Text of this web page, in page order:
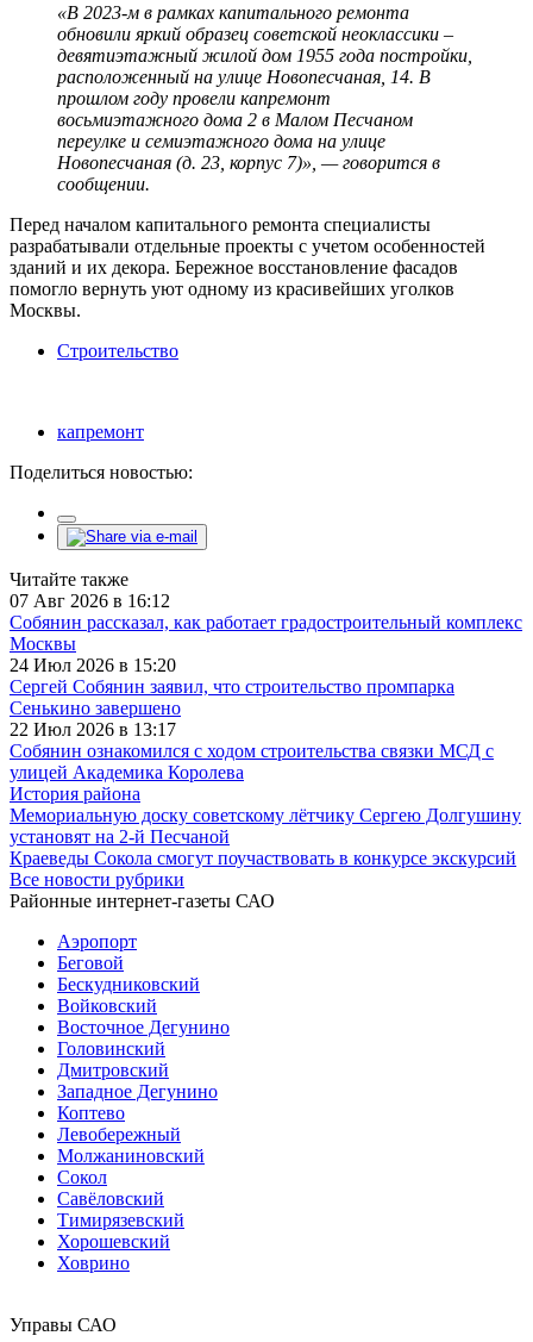
«В 2023-м в рамках капитального ремонта
обновили яркий образец советской неоклассики –
девятиэтажный жилой дом 1955 года постройки,
расположенный на улице Новопесчаная, 14. В
прошлом году провели капремонт
восьмиэтажного дома 2 в Малом Песчаном
переулке и семиэтажного дома на улице
Новопесчаная (д. 23, корпус 7)», — говорится в
сообщении.
Перед началом капитального ремонта специалисты
разрабатывали отдельные проекты с учетом особенностей
зданий и их декора. Бережное восстановление фасадов
помогло вернуть уют одному из красивейших уголков
Москвы.
Строительство
капремонт
Поделиться новостью:
Читайте также
07 Авг 2026 в 16:12
Собянин рассказал, как работает градостроительный комплекс
Москвы
24 Июл 2026 в 15:20
Сергей Собянин заявил, что строительство промпарка
Сенькино завершено
22 Июл 2026 в 13:17
Собянин ознакомился с ходом строительства связки МСД с
улицей Академика Королева
История района
Мемориальную доску советскому лётчику Сергею Долгушину
установят на 2-й Песчаной
Краеведы Сокола смогут поучаствовать в конкурсе экскурсий
Все новости рубрики
Районные интернет-газеты САО
Аэропорт
Беговой
Бескудниковский
Войковский
Восточное Дегунино
Головинский
Дмитровский
Западное Дегунино
Коптево
Левобережный
Молжаниновский
Сокол
Савёловский
Тимирязевский
Хорошевский
Ховрино
Управы САО